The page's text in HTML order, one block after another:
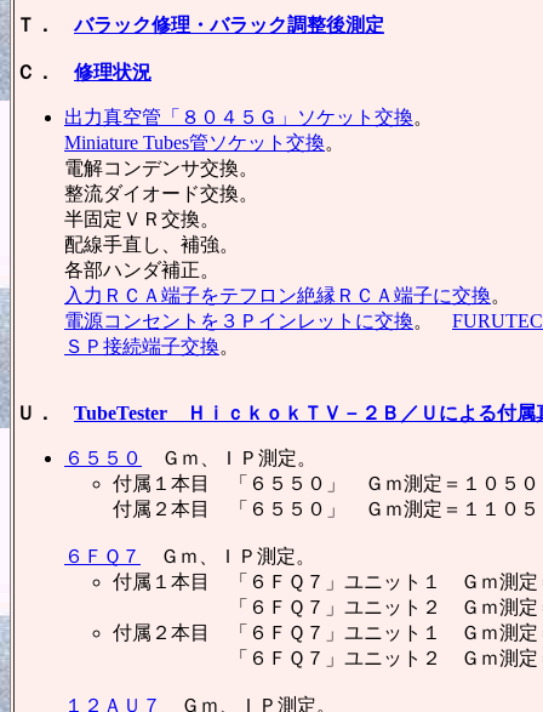
Ｔ．バラック修理・バラック調整後測定
Ｃ． 修理状況
出力真空管「８０４５Ｇ」ソケット交換。
Miniature Tubes管ソケット交換。
電解コンデンサ交換。
整流ダイオード交換。
半固定ＶＲ交換。
配線手直し、補強。
各部ハンダ補正。
入力ＲＣＡ端子をテフロン絶縁ＲＣＡ端子に交換。
電源コンセントを３Ｐインレットに交換。
ＳＰ接続端子交換。
Ｕ． TubeTester ＨｉｃｋｏｋＴＶ－２Ｂ／Ｕによる付属
６５５０
Ｇｍ、ＩＰ測定。
付属１本目 「６５５０」 Ｇｍ測定＝１０５０
付属２本目 「６５５０」 Ｇｍ測定＝１１０５
６ＦＱ７
Ｇｍ、ＩＰ測定。
付属１本目 「６ＦＱ７」ユニット１ Ｇｍ測定
「６ＦＱ７」ユニット２ Ｇｍ測定＝２
付属２本目 「６ＦＱ７」ユニット１ Ｇｍ測定
「６ＦＱ７」ユニット２ Ｇｍ測定＝２
１２ＡＵ７
Ｇｍ、ＩＰ測定。